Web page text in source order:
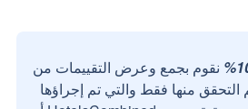
نقوم بجمع وعرض التقييمات من
التحقق منها فقط والتي تم إجراؤها